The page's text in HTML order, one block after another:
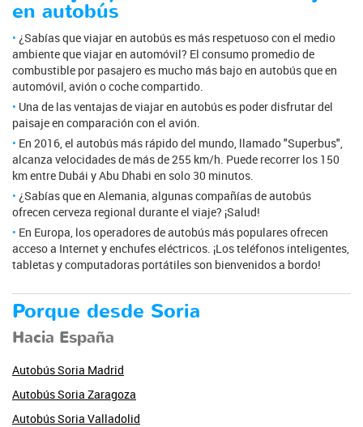
en autobús
¿Sabías que viajar en autobús es más respetuoso con el medio
ambiente que viajar en automóvil? El consumo promedio de
combustible por pasajero es mucho más bajo en autobús que en
automóvil, avión o coche compartido.
Una de las ventajas de viajar en autobús es poder disfrutar del
paisaje en comparación con el avión.
En 2016, el autobús más rápido del mundo, llamado "Superbus",
alcanza velocidades de más de 255 km/h. Puede recorrer los 150
km entre Dubái y Abu Dhabi en solo 30 minutos.
¿Sabías que en Alemania, algunas compañías de autobús
ofrecen cerveza regional durante el viaje? ¡Salud!
En Europa, los operadores de autobús más populares ofrecen
acceso a Internet y enchufes eléctricos. ¡Los teléfonos inteligentes,
tabletas y computadoras portátiles son bienvenidos a bordo!
Porque desde Soria
Hacia España
Autobús Soria Madrid
Autobús Soria Zaragoza
Autobús Soria Valladolid